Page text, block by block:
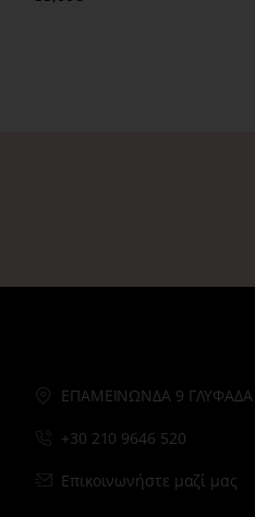
ΕΠΑΜΕΙΝΩΝΔΑ 9 ΓΛΥΦΑΔΑ
+30 210 9646 520
Επικοινωνήστε μαζί μας